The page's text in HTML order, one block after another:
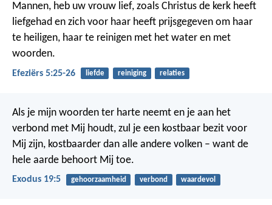
Mannen, heb uw vrouw lief, zoals Christus de kerk heeft
liefgehad en zich voor haar heeft prijsgegeven om haar
te heiligen, haar te reinigen met het water en met
woorden.
Efeziërs 5:25-26 liefde reiniging relaties
Als je mijn woorden ter harte neemt en je aan het
verbond met Mij houdt, zul je een kostbaar bezit voor
Mij zijn, kostbaarder dan alle andere volken – want de
hele aarde behoort Mij toe.
Exodus 19:5 gehoorzaamheid verbond waardevol